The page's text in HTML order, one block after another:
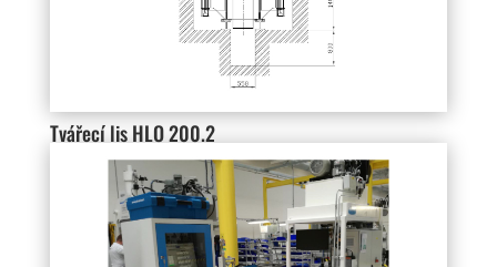
Tvářecí lis HLO 200.2